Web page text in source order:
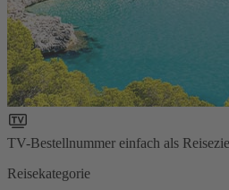
TV-Bestellnummer einfach als
Reisekategorie